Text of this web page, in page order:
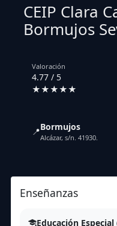
CEIP Clara
Bormujos
Valoración
4.77 / 5
★★★★★
📍Bormujos
Alcázar, s/n. 41930.
Enseñanzas
Educación